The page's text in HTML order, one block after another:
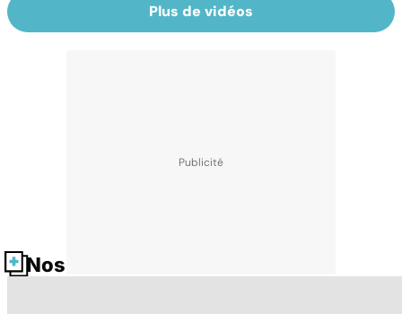
Plus de vidéos
Nos fiches santé